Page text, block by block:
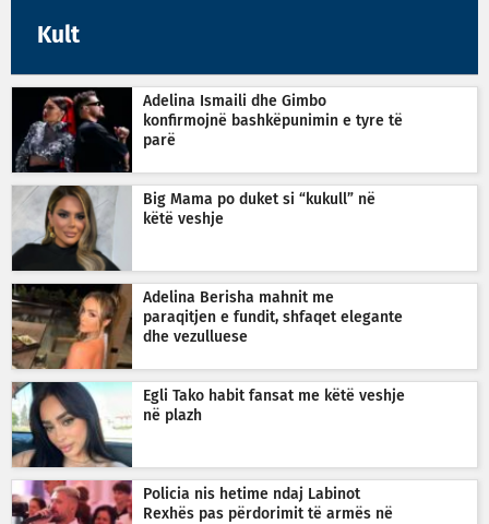
Kult
Adelina Ismaili dhe Gimbo
konfirmojnë bashkëpunimin e tyre të
parë
Big Mama po duket si “kukull” në
këtë veshje
Adelina Berisha mahnit me
paraqitjen e fundit, shfaqet elegante
dhe vezulluese
Egli Tako habit fansat me këtë veshje
në plazh
Policia nis hetime ndaj Labinot
Rexhës pas përdorimit të armës në